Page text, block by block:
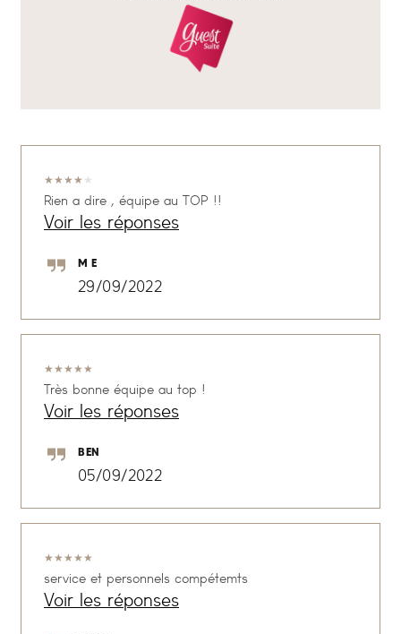
★★★★★
Rien a dire , équipe au TOP !!
Voir les réponses
M E
29/09/2022
★★★★★
Très bonne équipe au top !
Voir les réponses
BEN
05/09/2022
★★★★★
service et personnels compétemts
Voir les réponses